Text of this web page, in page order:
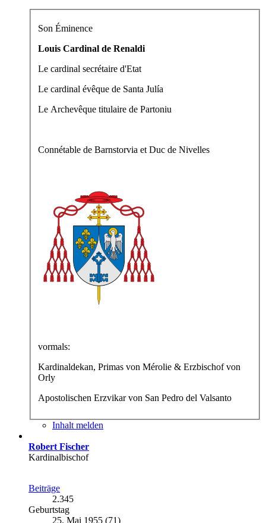
Son Éminence
Louis Cardinal de Renaldi
Le cardinal secrétaire d'Etat
Le cardinal évêque de Santa Julía
Le Archevêque titulaire de Partoniu
Connétable de Barnstorvia et Duc de Nivelles
vormals:
Kardinaldekan, Primas von Mérolie & Erzbischof von
Orly
Apostolischen Erzvikar von San Pedro del Valsanto
Inhalt melden
Robert Fischer
Kardinalbischof
Beiträge
2.345
Geburtstag
25. Mai 1955 (71)